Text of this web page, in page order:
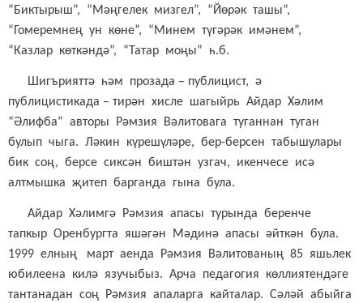
“Биктырыш”, “Мәңгелек мизгел”, “Йөрәк ташы”,
“Гомеремнең ун көне”, “Минем түгәрәк имәнем”,
“Казлар көткәндә”, “Татар моңы” һ.б.
Шигърияттә һәм прозада – публицист, ә
публицистикада – тирән хисле шагыйрь Айдар Хәлим
“Әлифба” авторы Рәмзия Вәлитовага туганнан туган
булып чыга. Ләкин күрешүләре, бер-берсен табышулары
бик соң, берсе сиксән биштән узгач, икенчесе исә
алтмышка җитеп барганда гына була.
Айдар Хәлимгә Рәмзия апасы турында беренче
тапкыр Оренбургта яшәгән Мәдинә апасы әйткән була.
1999 елның март аенда Рәмзия Вәлитованың 85 яшьлек
юбилеена килә язучыбыз. Арча педагогия көллиятендәге
тантанадан соң Рәмзия апаларга кайталар. Сәләй абыйга